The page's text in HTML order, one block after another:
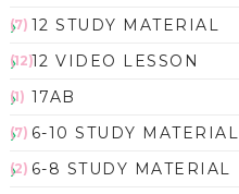
12 STUDY MATERIAL
(7)
12 VIDEO LESSON
(12)
17AB
(1)
6-10 STUDY MATERIAL
(7)
6-8 STUDY MATERIAL
(2)